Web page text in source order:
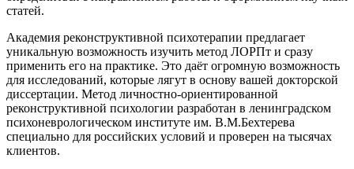
статей.
Академия реконструктивной психотерапии предлагает
уникальную возможность изучить метод ЛОРПт и сразу
применить его на практике. Это даёт огромную возможность
для исследований, которые лягут в основу вашей докторской
диссертации. Метод личностно-ориентированной
реконструктивной психологии разработан в ленинградском
психоневрологическом институте им. В.М.Бехтерева
специально для российских условий и проверен на тысячах
клиентов.